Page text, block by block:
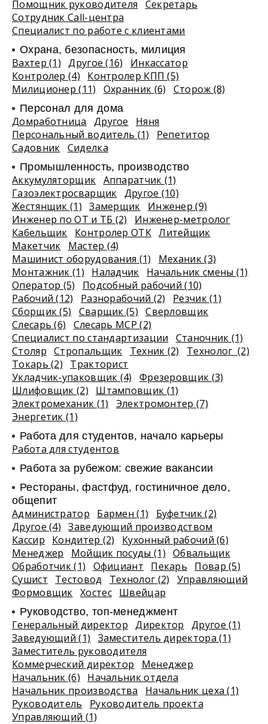
Помощник руководителя
Секретарь
Сотрудник Call-центра
Специалист по работе с клиентами
Охрана, безопасность, милиция
Вахтер (1) Другое (16)
Инкассатор
Контролер (4)
Контролер КПП (5)
Милиционер (11)
Охранник (6) Сторож (8)
Персонал для дома
Домработница Другое
Няня
Персональный водитель (1)
Репетитор
Садовник Сиделка
Промышленность, производство
Аккумуляторщик Аппаратчик (1)
Газоэлектросварщик Другое (10)
Жестянщик (1)
Замерщик
Инженер (9)
Инженер по ОТ и ТБ (2)
Инженер-метролог
Кабельщик
Контролер ОТК Литейщик
Макетчик
Мастер (4)
Машинист оборудования (1)
Механик (3)
Монтажник (1)
Наладчик
Начальник смены (1)
Оператор (5)
Подсобный рабочий (10)
Рабочий (12)
Разнорабочий (2)
Резчик (1)
Сборщик (5)
Сварщик (5)
Сверловщик
Слесарь (6)
Слесарь МСР (2)
Специалист по стандартизации
Станочник (1)
Столяр Стропальщик Техник (2)
Технолог (2)
Токарь (2)
Тракторист
Укладчик-упаковщик (4)
Фрезеровщик (3)
Шлифовщик (2)
Штамповщик (1)
Электромеханик (1)
Электромонтер (7)
Энергетик (1)
Работа для студентов, начало карьеры
Работа для студентов
Работа за рубежом: свежие вакансии
Рестораны, фастфуд, гостиничное дело,
общепит
Администратор Бармен (1)
Буфетчик (2)
Другое (4)
Заведующий производством
Кассир
Кондитер (2)
Кухонный рабочий (6)
Менеджер
Мойщик посуды (1) Обвальщик
Обработчик (1)
Официант Пекарь
Повар (5)
Сушист
Тестовод Технолог (2)
Управляющий
Формовщик Хостес Швейцар
Руководство, топ-менеджмент
Генеральный директор Директор
Другое (1)
Заведующий (1)
Заместитель директора (1)
Заместитель руководителя
Коммерческий директор
Менеджер
Начальник (6)
Начальник отдела
Начальник производства
Начальник цеха (1)
Руководитель
Руководитель проекта
Управляющий (1)